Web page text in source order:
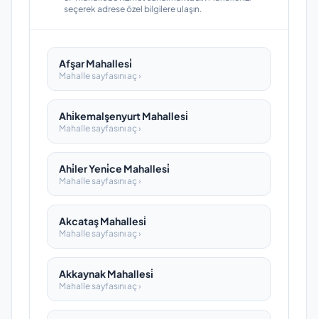
seçerek adrese özel bilgilere ulaşın.
Afşar Mahallesi̇
Mahalle sayfasını aç ›
Ahi̇kemalşenyurt Mahallesi̇
Mahalle sayfasını aç ›
Ahi̇ler Yeni̇ce Mahallesi̇
Mahalle sayfasını aç ›
Akcataş Mahallesi̇
Mahalle sayfasını aç ›
Akkaynak Mahallesi̇
Mahalle sayfasını aç ›